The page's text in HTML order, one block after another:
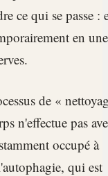
ce qui se passe :
en une
de «
n'effectue pas
occupé à
qui est